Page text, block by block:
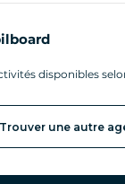
disponibles
Trouver une autre